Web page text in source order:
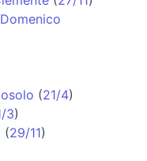
Domenico
(21/4)
3)
(29/11)